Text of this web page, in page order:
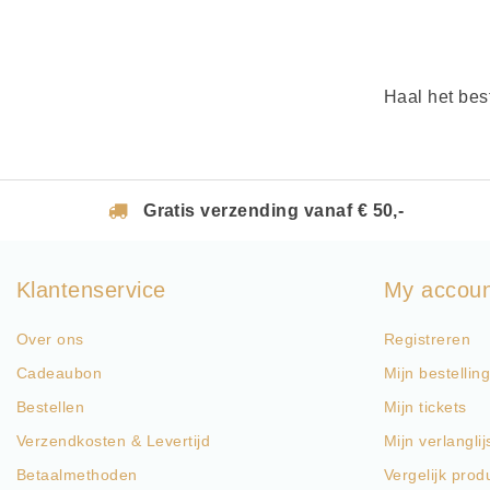
Haal het
Gratis verzending vanaf € 50,-
Klantenservice
Over ons
Cadeaubon
Bestellen
Verzendkosten & Levertijd
Betaalmethoden
My
Registreren
Mijn
Mijn tickets
Mijn
Vergelijk